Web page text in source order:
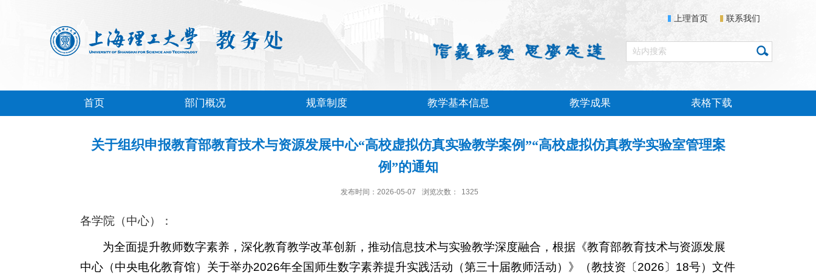
上理首页 联系我们
首页 部门概况 规章制度 教学基本信息 教学成果 表格下载
关于组织申报教育部教育技术与资源发展中心“高校虚拟仿真实验教学案例”“高校虚拟仿真教学实验室管理案
例”的通知
发布时间：2026-05-07 浏览次数： 1325
各学院（中心）：
为全面提升教师数字素养，深化教育教学改革创新，推动信息技术与实验教学深度融合，根据《教育部教育技术与资源发展
中心（中央电化教育馆）关于举办2026年全国师生数字素养提升实践活动（第三十届教师活动）》（教技资〔 2026 〕 18号）文件